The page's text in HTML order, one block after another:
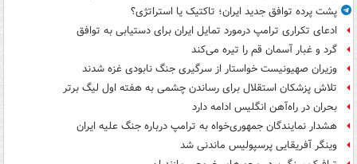
پشت پرده توافق جدید ایران؛ تاکتیک یا استراتژی؟
ادعای تکراری ترامپ درمورد تمایل ایران برای دستیابی به توافق
گرد و غبار آسمان قم را تیره می‌کند
وزیران صهیونیست خواستار از سرگیری جنگ نابودی غزه شدند
تلاش پزشکان استقلال برای رساندن چشمی به هفته اول لیگ برتر
بحران در راه‌آهن انگلیس ادامه دارد
هشدار نمایندگان جمهوری‌خواه به ترامپ درباره جنگ علیه ایران
وینگر آفریقایی پرسپولیس ماندنی شد